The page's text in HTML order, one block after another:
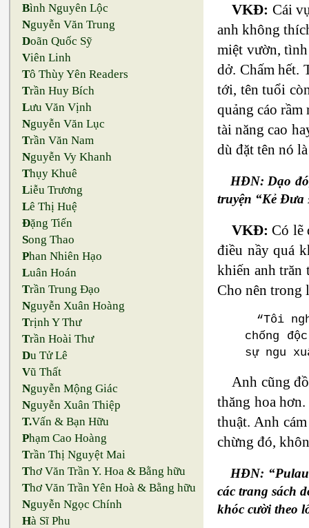
Bình Nguyên Lộc
Nguyễn Văn Trung
Doãn Quốc Sỹ
Viên Linh
Tô Thùy Yên Readers
Trần Huy Bích
Lưu Văn Vịnh
Nguyễn Văn Lục
Trần Văn Nam
Nguyễn Vy Khanh
Thụy Khuê
Liễu Trương
Lê Thị Huệ
Đặng Tiến
Song Thao
Phan Nhiên Hạo
Luân Hoán
Trần Trung Đạo
Nguyễn Xuân Hoàng
Trịnh Y Thư
Trần Hoài Thư
Du Tử Lê
Vũ Thất
Nguyễn Mộng Giác
Nguyễn Xuân Thiệp
T.Vấn & Bạn Hữu
Phạm Cao Hoàng
Trần Thị Nguyệt Mai
Thơ Văn Trần Y. Hoa & Bằng hữu
Thơ Văn Trần Yên Hoà & Bằng hữu
Nguyễn Ngọc Chính
Hà Sĩ Phu
VKĐ: Cái
anh không
miệt vườn,
dở. Chấm hết.
tới, tên tuổi
quảng cáo
tài năng cao
dù đặt tên nó
HĐN: Dạo
truyện “Kẻ Đưa
VKĐ: Có lẽ
điều nầy quá
khiến anh trăn
Cho nên trong
“Tôi
chống
sự ngu
Anh cũng
thăng hoa
thuật. Anh
chừng đó,
HĐN:
các trang sách
khóc cười theo